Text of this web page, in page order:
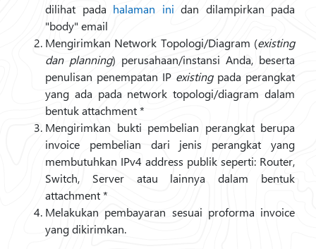
dilihat pada halaman ini dan dilampirkan pada
"body" email
Mengirimkan Network Topologi/Diagram (existing
dan planning) perusahaan/instansi Anda, beserta
penulisan penempatan IP existingpada perangkat
yang ada pada network topologi/diagram dalam
bentuk attachment *
Mengirimkan bukti pembelian perangkat berupa
invoice pembelian dari jenis perangkat yang
membutuhkan IPv4 address publik seperti: Router,
Switch, Server atau lainnya dalam bentuk
attachment *
Melakukan pembayaran sesuai proforma invoice
yang dikirimkan.